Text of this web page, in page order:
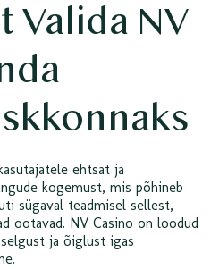
Valida NV
ehtsat ja
kogemust, mis põhineb
sügaval teadmisel sellest,
ootavad. NV Casino on loodud
ja õiglust igas